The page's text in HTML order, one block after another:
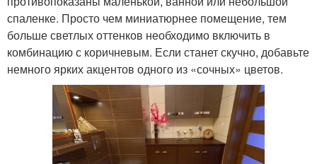
спаленке. Просто чем миниатюрнее помещение, тем
больше светлых оттенков необходимо включить в
комбинацию с коричневым. Если станет скучно, добавьте
немного ярких акцентов одного из «сочных» цветов.